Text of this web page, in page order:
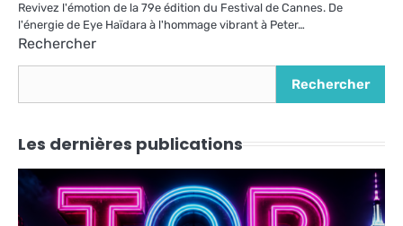
Revivez l'émotion de la 79e édition du Festival de Cannes. De
l'énergie de Eye Haïdara à l'hommage vibrant à Peter…
Rechercher
Rechercher
Les dernières publications